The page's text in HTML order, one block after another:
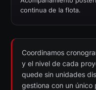
continua de la flota.
Coordinamos
y el nivel de cada
quede sin unidades
gestiona con un